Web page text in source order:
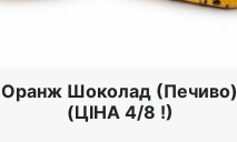
Оранж Шоколад (Печиво)
(ЦІНА 4/8 !)